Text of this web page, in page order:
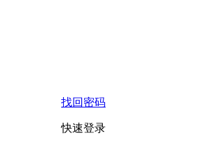
找回密码
快速登录